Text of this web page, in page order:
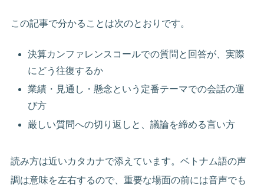
この記事で分かることは次のとおりです。
決算カンファレンスコールでの質問と回答が、実際
にどう往復するか
業績・見通し・懸念という定番テーマでの会話の運
び方
厳しい質問への切り返しと、議論を締める言い方
読み方は近いカタカナで添えています。ベトナム語の声
調は意味を左右するので、重要な場面の前には音声でも